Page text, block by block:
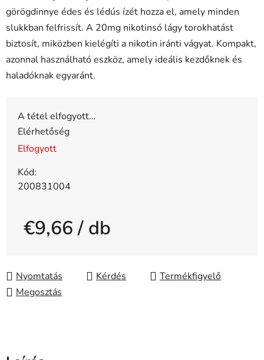
görögdinnye édes és lédús ízét hozza el, amely minden
slukkban felfrissít. A 20mg nikotinsó lágy torokhatást
biztosít, miközben kielégíti a nikotin iránti vágyat. Kompakt,
azonnal használható eszköz, amely ideális kezdőknek és
haladóknak egyaránt.
A tétel elfogyott…
Elérhetőség
Elfogyott
Kód:
200831004
€9,66/ db
Nyomtatás
Kérdés
Megosztás